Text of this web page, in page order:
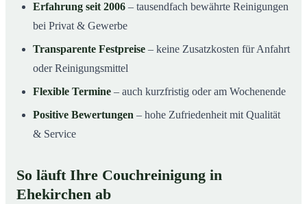
Erfahrung seit 2006 – tausendfach bewährte Reinigungen
bei Privat & Gewerbe
Transparente Festpreise – keine Zusatzkosten für Anfahrt
oder Reinigungsmittel
Flexible Termine – auch kurzfristig oder am Wochenende
Positive Bewertungen – hohe Zufriedenheit mit Qualität
& Service
So läuft Ihre Couchreinigung in
Ehekirchen ab